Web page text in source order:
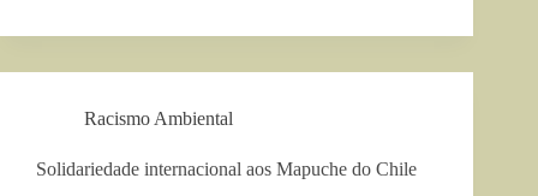
Racismo Ambiental
Solidariedade internacional aos Mapuche do Chile